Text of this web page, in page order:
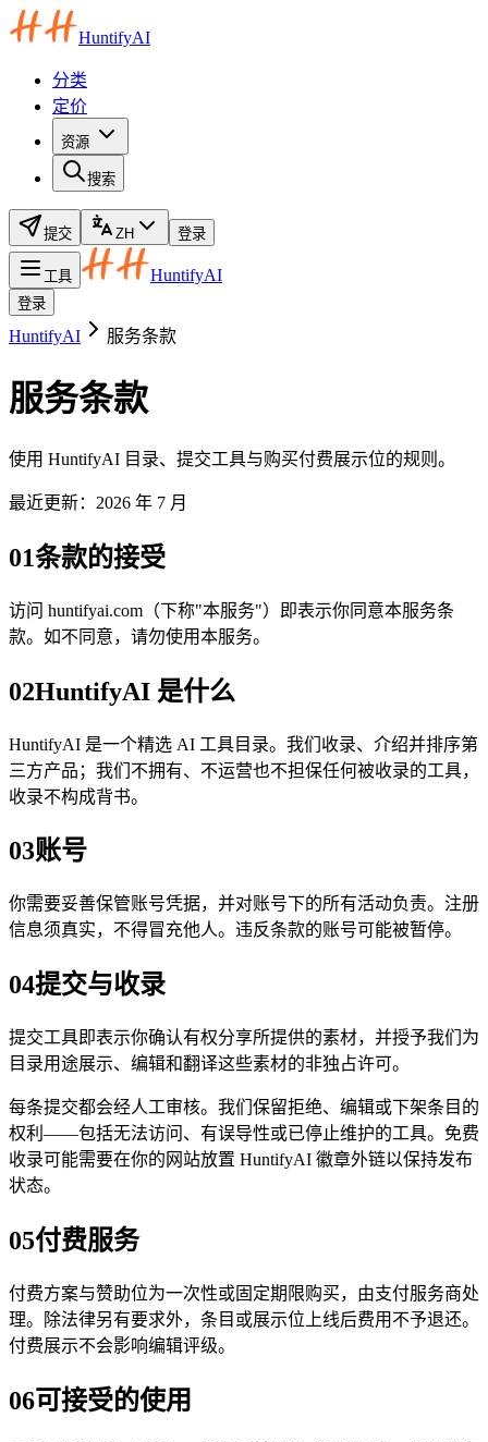
HuntifyAI
分类
定价
资源
搜索
提交 ZH 登录
工具 HuntifyAI
登录
HuntifyAI 服务条款
服务条款
使用 HuntifyAI 目录、提交工具与购买付费展示位的规则。
最近更新：2026 年 7 月
01条款的接受
访问 huntifyai.com（下称"本服务"）即表示你同意本服务条
款。如不同意，请勿使用本服务。
02HuntifyAI 是什么
HuntifyAI 是一个精选 AI 工具目录。我们收录、介绍并排序第
三方产品；我们不拥有、不运营也不担保任何被收录的工具，
收录不构成背书。
03账号
你需要妥善保管账号凭据，并对账号下的所有活动负责。注册
信息须真实，不得冒充他人。违反条款的账号可能被暂停。
04提交与收录
提交工具即表示你确认有权分享所提供的素材，并授予我们为
目录用途展示、编辑和翻译这些素材的非独占许可。
每条提交都会经人工审核。我们保留拒绝、编辑或下架条目的
权利——包括无法访问、有误导性或已停止维护的工具。免费
收录可能需要在你的网站放置 HuntifyAI 徽章外链以保持发布
状态。
05付费服务
付费方案与赞助位为一次性或固定期限购买，由支付服务商处
理。除法律另有要求外，条目或展示位上线后费用不予退还。
付费展示不会影响编辑评级。
06可接受的使用